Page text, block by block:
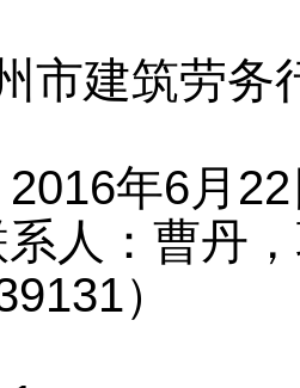
市建筑劳务
年6月22
系人：曹丹
）